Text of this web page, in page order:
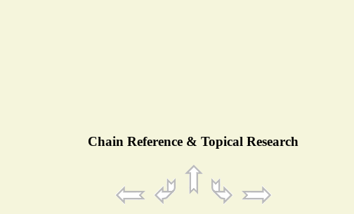
Chain Reference & Topical Research